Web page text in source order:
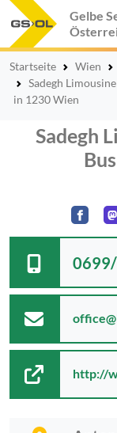
Gelbe
Startseite Wien
Sadegh
in 1230 Wien
Sadegh
http://